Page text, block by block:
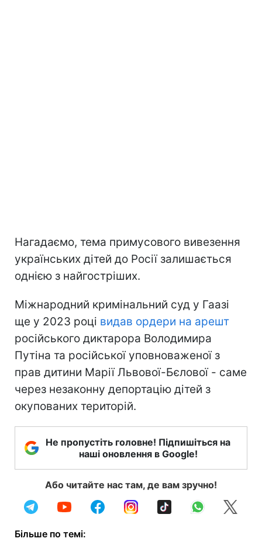
Нагадаємо, тема примусового вивезення
українських дітей до Росії залишається
однією з найгостріших.
Міжнародний кримінальний суд у Гаазі
ще у 2023 році видав ордери на арешт
російського диктарора Володимира
Путіна та російської уповноваженої з
прав дитини Марії Львової-Бєлової - саме
через незаконну депортацію дітей з
окупованих територій.
Не пропустіть головне! Підпишіться на
наші оновлення в Google!
Або читайте нас там, де вам зручно!
Більше по темі: